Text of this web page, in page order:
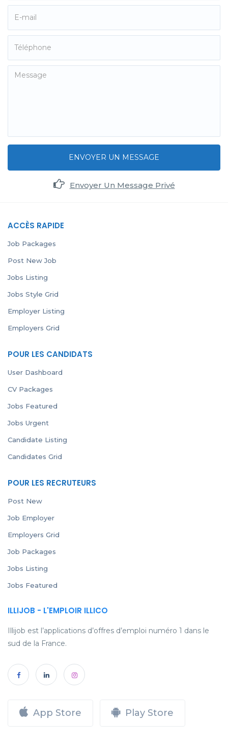
ENVOYER UN MESSAGE
Envoyer Un Message Privé
ACCÈS RAPIDE
Job Packages
Post New Job
Jobs Listing
Jobs Style Grid
Employer Listing
Employers Grid
POUR LES CANDIDATS
User Dashboard
CV Packages
Jobs Featured
Jobs Urgent
Candidate Listing
Candidates Grid
POUR LES RECRUTEURS
Post New
Job Employer
Employers Grid
Job Packages
Jobs Listing
Jobs Featured
ILLIJOB - L'EMPLOIR ILLICO
Illijob est l’applications d’offres d’emploi numéro 1 dans le
sud de la France.
App Store Play Store